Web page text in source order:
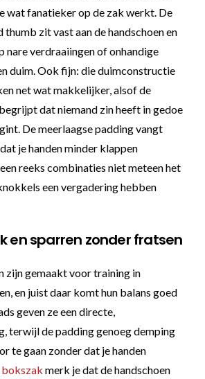
wat fanatieker op de zak werkt. De
zit vast aan de handschoen en
nare verdraaiingen of onhandige
duim. Ook fijn: die duimconstructie
net wat makkelijker, alsof de
dat niemand zin heeft in gedoe
De meerlaagse padding vangt
je handen minder klappen
reeks combinaties niet meteen het
een vergadering hebben
en sparren zonder fratsen
zijn gemaakt voor training in
en juist daar komt hun balans goed
geven ze een directe,
terwijl de padding genoeg demping
te gaan zonder dat je handen
bokszak merk je dat de handschoen